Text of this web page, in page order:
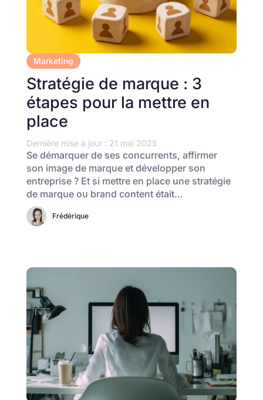
Marketing
Stratégie de marque : 3
étapes pour la mettre en
place
Dernière mise à jour : 21 mai 2025
Se démarquer de ses concurrents, affirmer
son image de marque et développer son
entreprise ? Et si mettre en place une stratégie
de marque ou brand content était…
Frédérique